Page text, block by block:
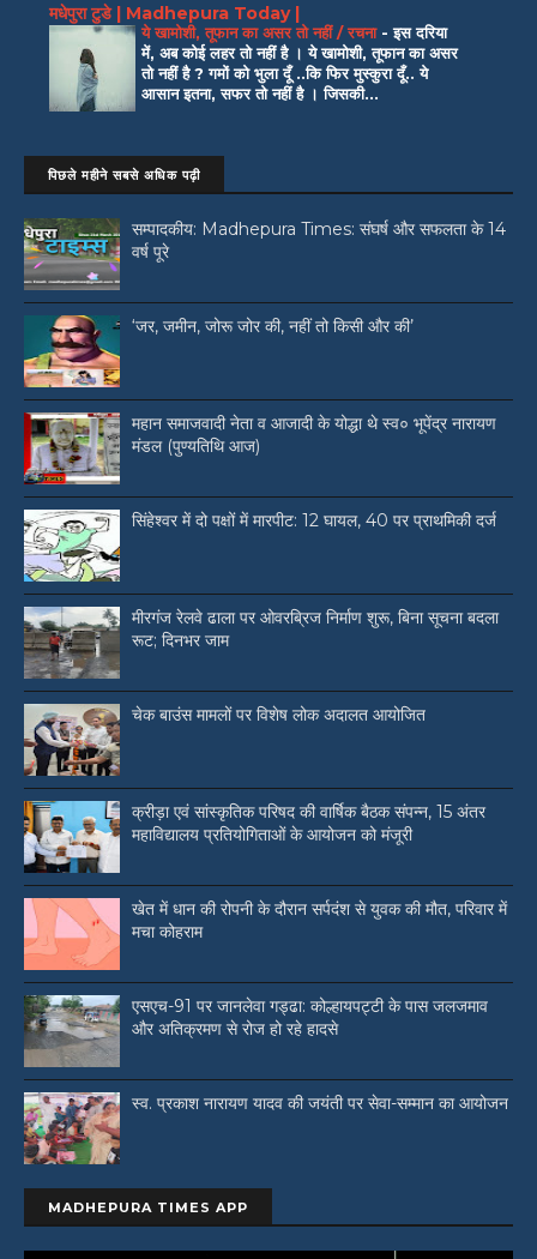
मधेपुरा टुडे | Madhepura Today |
ये खामोशी, तूफान का असर तो नहीं / रचना -इस दरिया
में, अब कोई लहर तो नहीं है । ये खामोशी, तूफान का असर
तो नहीं है ? गमों को भुला दूँ ..कि फिर मुस्कुरा दूँ.. ये
आसान इतना, सफर तो नहीं है । जिसकी...
पिछले महीने सबसे अधिक पढ़ी
सम्पादकीय: Madhepura Times: संघर्ष और सफलता के 14
वर्ष पूरे
‘जर, जमीन, जोरू जोर की, नहीं तो किसी और की’
महान समाजवादी नेता व आजादी के योद्धा थे स्व० भूपेंद्र नारायण
मंडल (पुण्यतिथि आज)
सिंहेश्वर में दो पक्षों में मारपीट: 12 घायल, 40 पर प्राथमिकी दर्ज
मीरगंज रेलवे ढाला पर ओवरब्रिज निर्माण शुरू, बिना सूचना बदला
रूट; दिनभर जाम
चेक बाउंस मामलों पर विशेष लोक अदालत आयोजित
क्रीड़ा एवं सांस्कृतिक परिषद की वार्षिक बैठक संपन्न, 15 अंतर
महाविद्यालय प्रतियोगिताओं के आयोजन को मंजूरी
खेत में धान की रोपनी के दौरान सर्पदंश से युवक की मौत, परिवार में
मचा कोहराम
एसएच-91 पर जानलेवा गड्ढा: कोल्हायपट्टी के पास जलजमाव
और अतिक्रमण से रोज हो रहे हादसे
स्व. प्रकाश नारायण यादव की जयंती पर सेवा-सम्मान का आयोजन
MADHEPURA TIMES APP